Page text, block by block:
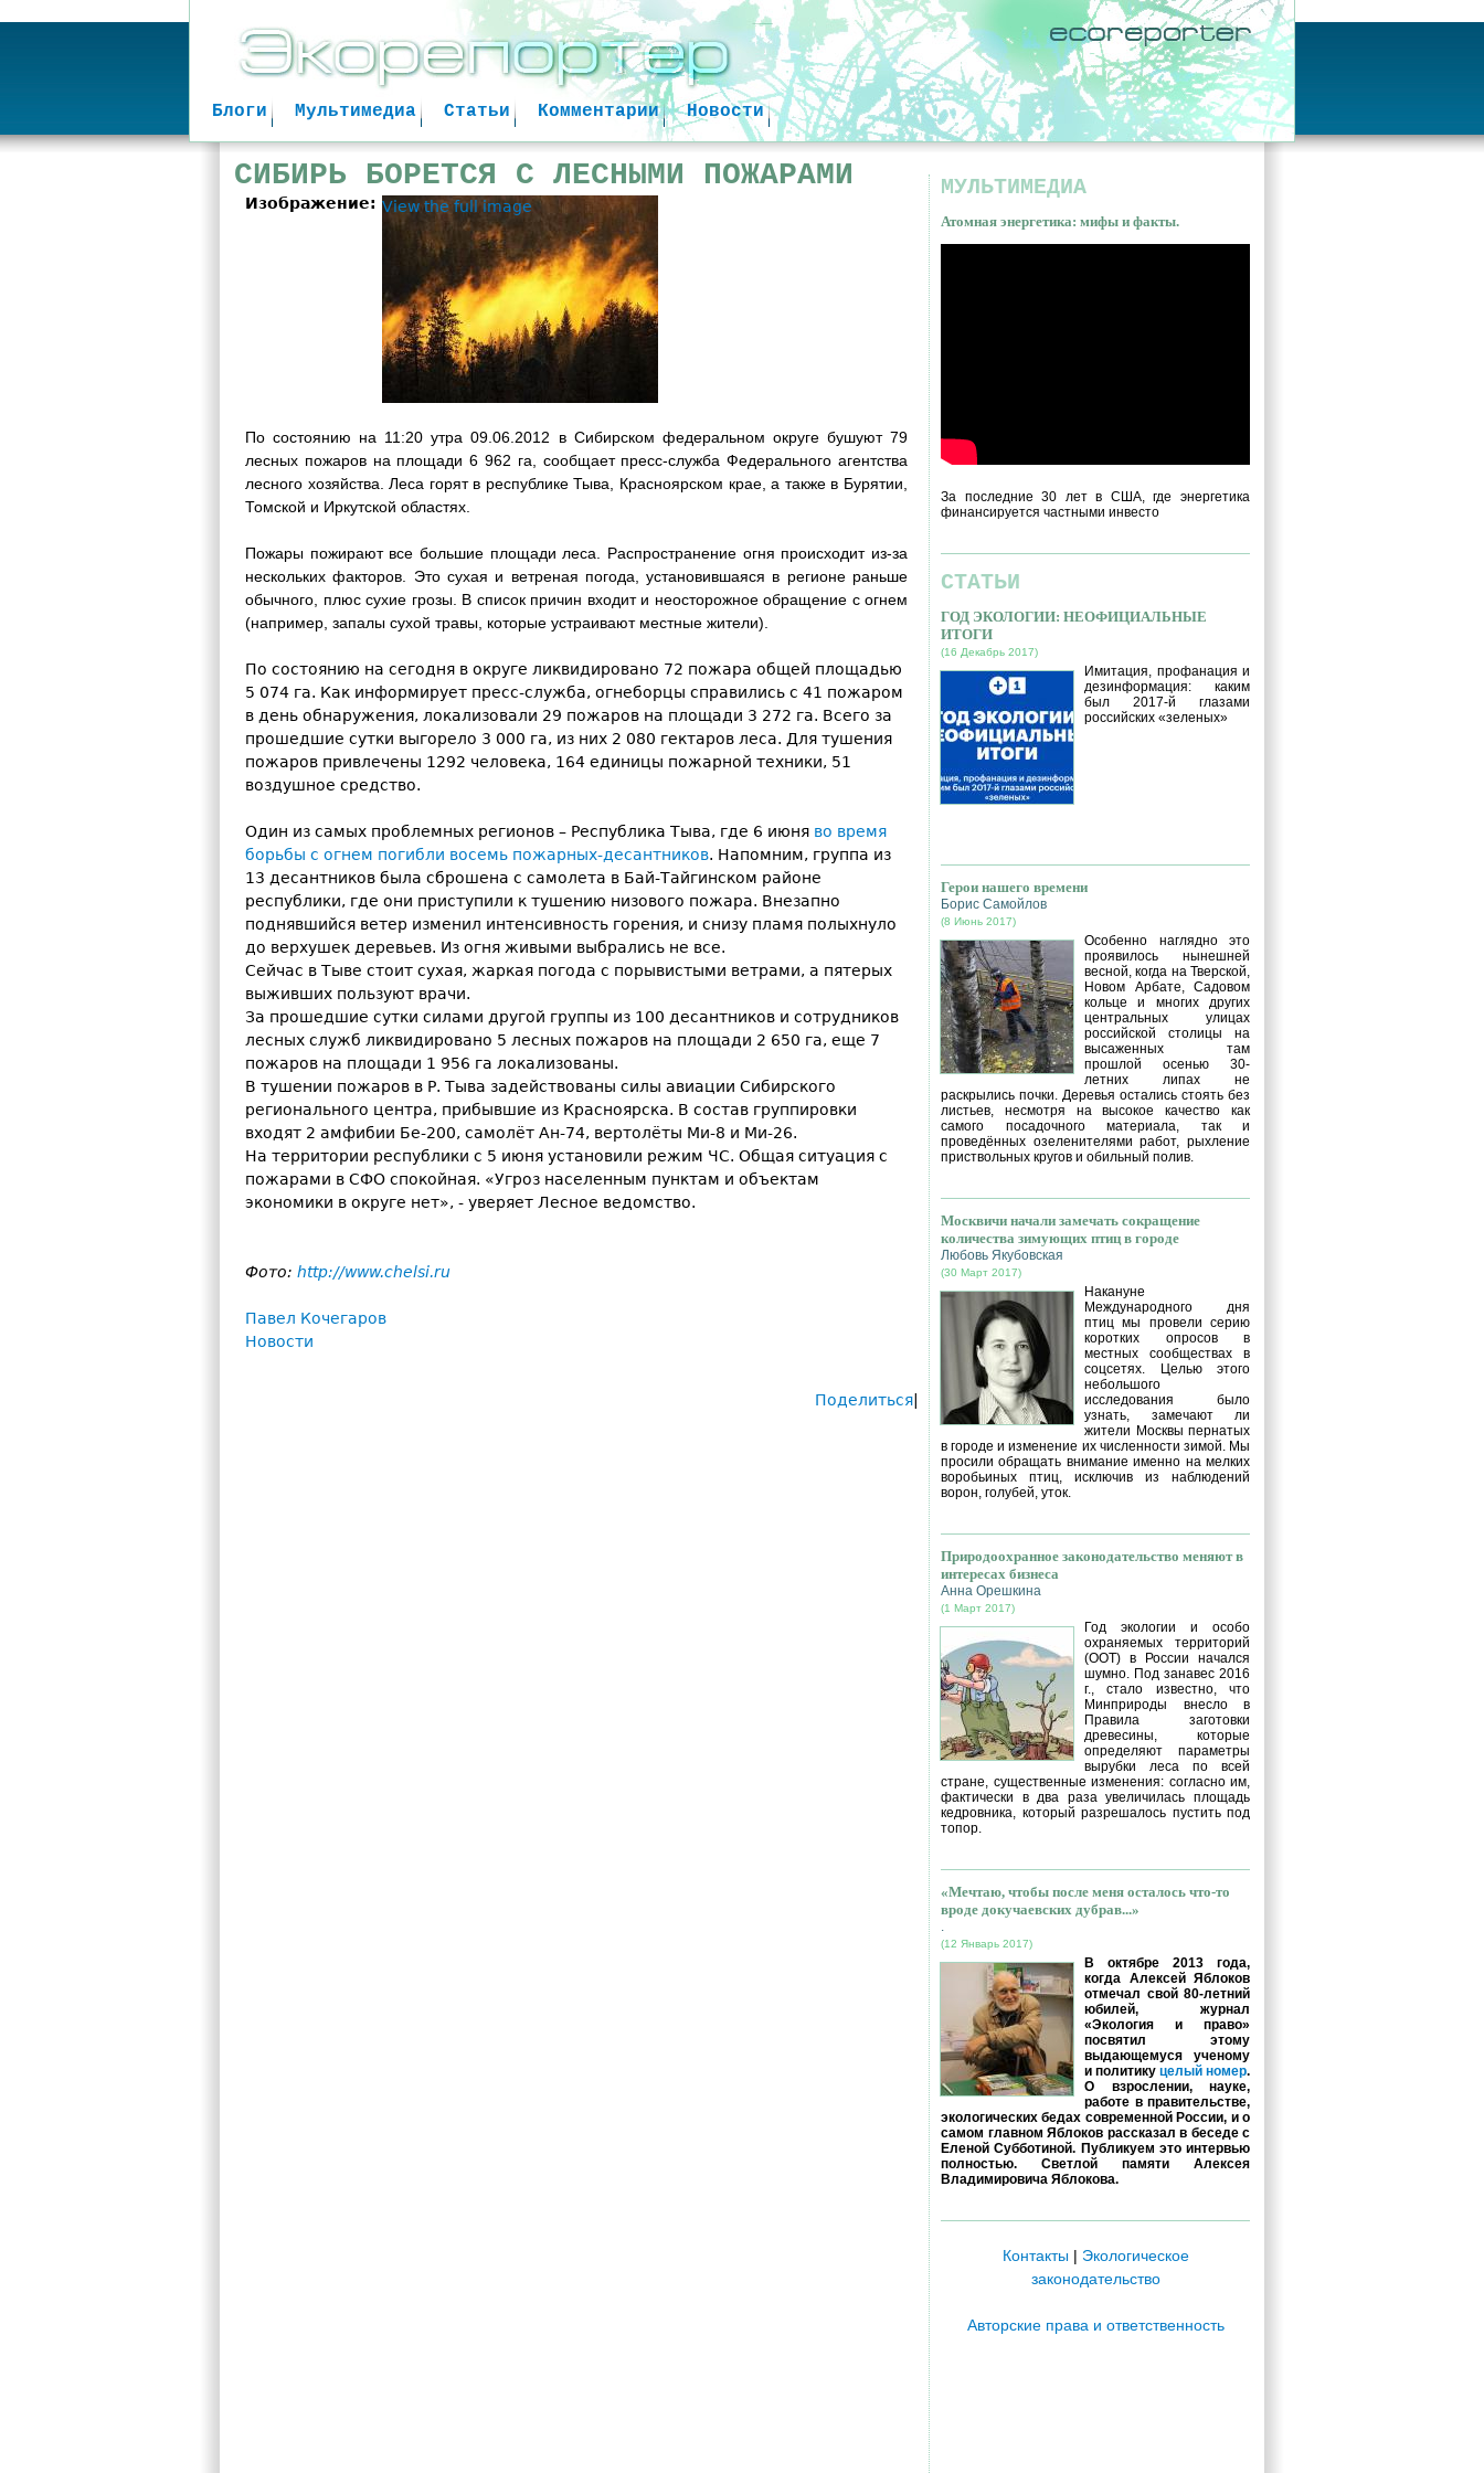
Jump to navigation
Новости
Комментарии
Статьи
Мультимедиа
Блоги
СИБИРЬ БОРЕТСЯ С ЛЕСНЫМИ ПОЖАРАМИ
Изображение: View the full image
По состоянию на 11:20 утра 09.06.2012 в Сибирском федеральном округе бушуют 79
лесных пожаров на площади 6 962 га, сообщает пресс-служба Федерального агентства
лесного хозяйства. Леса горят в республике Тыва, Красноярском крае, а также в Бурятии,
Томской и Иркутской областях.
Пожары пожирают все большие площади леса. Распространение огня происходит из-за
нескольких факторов. Это сухая и ветреная погода, установившаяся в регионе раньше
обычного, плюс сухие грозы. В список причин входит и неосторожное обращение с огнем
(например, запалы сухой травы, которые устраивают местные жители).
По состоянию на сегодня в округе ликвидировано 72 пожара общей площадью
5 074 га. Как информирует пресс-служба, огнеборцы справились с 41 пожаром
в день обнаружения, локализовали 29 пожаров на площади 3 272 га. Всего за
прошедшие сутки выгорело 3 000 га, из них 2 080 гектаров леса. Для тушения
пожаров привлечены 1292 человека, 164 единицы пожарной техники, 51
воздушное средство.
Один из самых проблемных регионов – Республика Тыва, где 6 июня во время
борьбы с огнем погибли восемь пожарных-десантников. Напомним, группа из
13 десантников была сброшена с самолета в Бай-Тайгинском районе
республики, где они приступили к тушению низового пожара. Внезапно
поднявшийся ветер изменил интенсивность горения, и снизу пламя полыхнуло
до верхушек деревьев. Из огня живыми выбрались не все.
Сейчас в Тыве стоит сухая, жаркая погода с порывистыми ветрами, а пятерых
выживших пользуют врачи.
За прошедшие сутки силами другой группы из 100 десантников и сотрудников
лесных служб ликвидировано 5 лесных пожаров на площади 2 650 га, еще 7
пожаров на площади 1 956 га локализованы.
В тушении пожаров в Р. Тыва задействованы силы авиации Сибирского
регионального центра, прибывшие из Красноярска. В состав группировки
входят 2 амфибии Бе-200, самолёт Ан-74, вертолёты Ми-8 и Ми-26.
На территории республики с 5 июня установили режим ЧС. Общая ситуация с
пожарами в СФО спокойная. «Угроз населенным пунктам и объектам
экономики в округе нет», - уверяет Лесное ведомство.
Фото: http://www.chelsi.ru
Павел Кочегаров
Новости
Поделиться
МУЛЬТИМЕДИА
Атомная энергетика: мифы и факты.
За последние 30 лет в США, где энергетика
финансируется частными инвесто
СТАТЬИ
ГОД ЭКОЛОГИИ: НЕОФИЦИАЛЬНЫЕ
ИТОГИ
(16 Декабрь 2017)
Имитация, профанация и
дезинформация: каким
был 2017-й глазами
российских «зеленых»
Герои нашего времени
Борис Самойлов
(8 Июнь 2017)
Особенно наглядно это
проявилось нынешней
весной, когда на Тверской,
Новом Арбате, Садовом
кольце и многих других
центральных улицах
российской столицы на
высаженных там
прошлой осенью 30-
летних липах не
раскрылись почки. Деревья остались стоять без
листьев, несмотря на высокое качество как
самого посадочного материала, так и
проведённых озеленителями работ, рыхление
приствольных кругов и обильный полив.
Москвичи начали замечать сокращение
количества зимующих птиц в городе
Любовь Якубовская
(30 Март 2017)
Накануне
Международного дня
птиц мы провели серию
коротких опросов в
местных сообществах в
соцсетях. Целью этого
небольшого
исследования было
узнать, замечают ли
жители Москвы пернатых
в городе и изменение их численности зимой. Мы
просили обращать внимание именно на мелких
воробьиных птиц, исключив из наблюдений
ворон, голубей, уток.
Природоохранное законодательство меняют в
интересах бизнеса
Анна Орешкина
(1 Март 2017)
Год экологии и особо
охраняемых территорий
(ООТ) в России начался
шумно. Под занавес 2016
г., стало известно, что
Минприроды внесло в
Правила заготовки
древесины, которые
определяют параметры
вырубки леса по всей
стране, существенные изменения: согласно им,
фактически в два раза увеличилась площадь
кедровника, который разрешалось пустить под
топор.
«Мечтаю, чтобы после меня осталось что-то
вроде докучаевских дубрав...»
.
(12 Январь 2017)
В октябре 2013 года,
когда Алексей Яблоков
отмечал свой 80-летний
юбилей, журнал
«Экология и право»
посвятил этому
выдающемуся ученому
и политику целый номер.
О взрослении, науке,
работе в правительстве,
экологических бедах современной России, и о
самом главном Яблоков рассказал в беседе с
Еленой Субботиной. Публикуем это интервью
полностью. Светлой памяти Алексея
Владимировича Яблокова.
Контакты| Экологическое
законодательство
Авторские права и ответственность